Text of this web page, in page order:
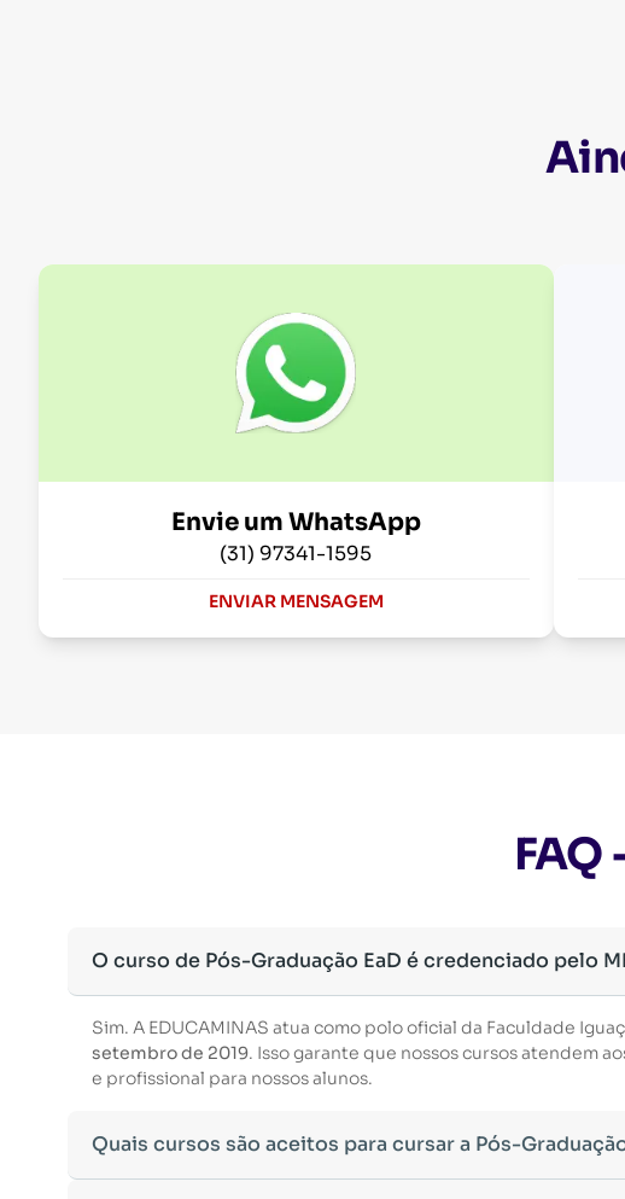
Envie um WhatsApp
(31) 97341-1595
ENVIAR MENSAGEM
FAQ
O curso de Pós-Graduação EaD é credenciado pelo
Sim. A EDUCAMINAS atua como polo oficial da Faculdade
setembro de 2019. Isso garante que nossos cursos atendem
e profissional para nossos alunos.
Quais cursos são aceitos para cursar a Pós-